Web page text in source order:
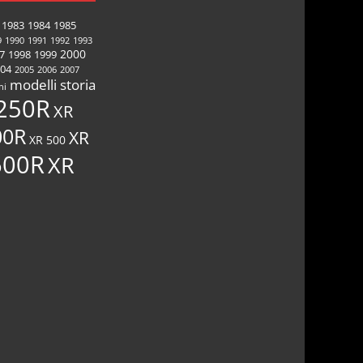
1983 1984 1985
1990 1991 1992 1993
1998 1999 2000
2005 2006 2007
modelli storia
XR
XR 500 XR
XR